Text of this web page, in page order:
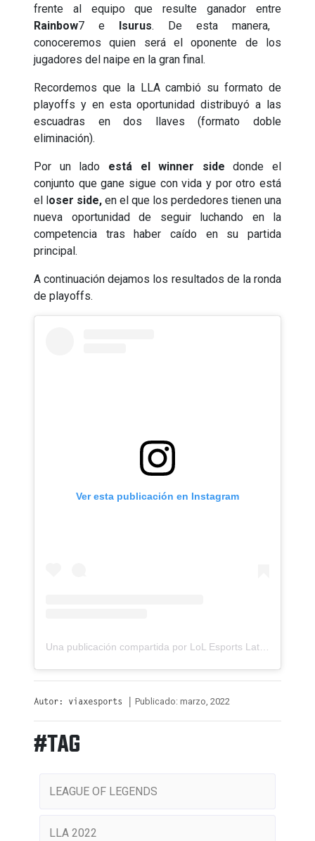
frente al equipo que resulte ganador entre
Rainbow7 e Isurus. De esta manera,
conoceremos quien será el oponente de los
jugadores del naipe en la gran final.
Recordemos que la LLA cambió su formato de
playoffs y en esta oportunidad distribuyó a las
escuadras en dos llaves (formato doble
eliminación).
Por un lado está el winner side donde el
conjunto que gane sigue con vida y por otro está
el loser side, en el que los perdedores tienen una
nueva oportunidad de seguir luchando en la
competencia tras haber caído en su partida
principal.
A continuación dejamos los resultados de la ronda
de playoffs.
Ver esta publicación en Instagram
Autor: viaxesports | Publicado: marzo, 2022
#TAG
LEAGUE OF LEGENDS
LLA 2022